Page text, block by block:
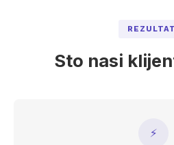
Sto nasi
⚡